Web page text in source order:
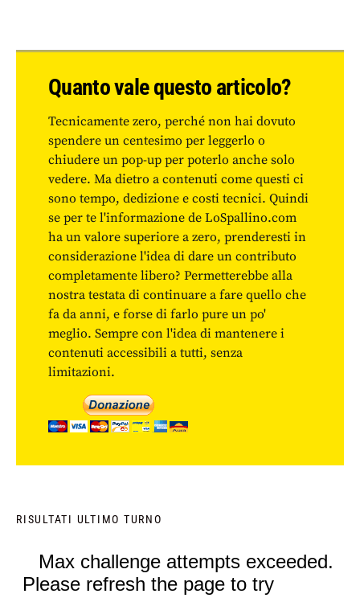
Quanto vale questo articolo?
Tecnicamente zero, perché non hai dovuto
spendere un centesimo per leggerlo o
chiudere un pop-up per poterlo anche solo
vedere. Ma dietro a contenuti come questi ci
sono tempo, dedizione e costi tecnici. Quindi
se per te l'informazione de LoSpallino.com
ha un valore superiore a zero, prenderesti in
considerazione l'idea di dare un contributo
completamente libero? Permetterebbe alla
nostra testata di continuare a fare quello che
fa da anni, e forse di farlo pure un po'
meglio. Sempre con l'idea di mantenere i
contenuti accessibili a tutti, senza
limitazioni.
RISULTATI ULTIMO TURNO